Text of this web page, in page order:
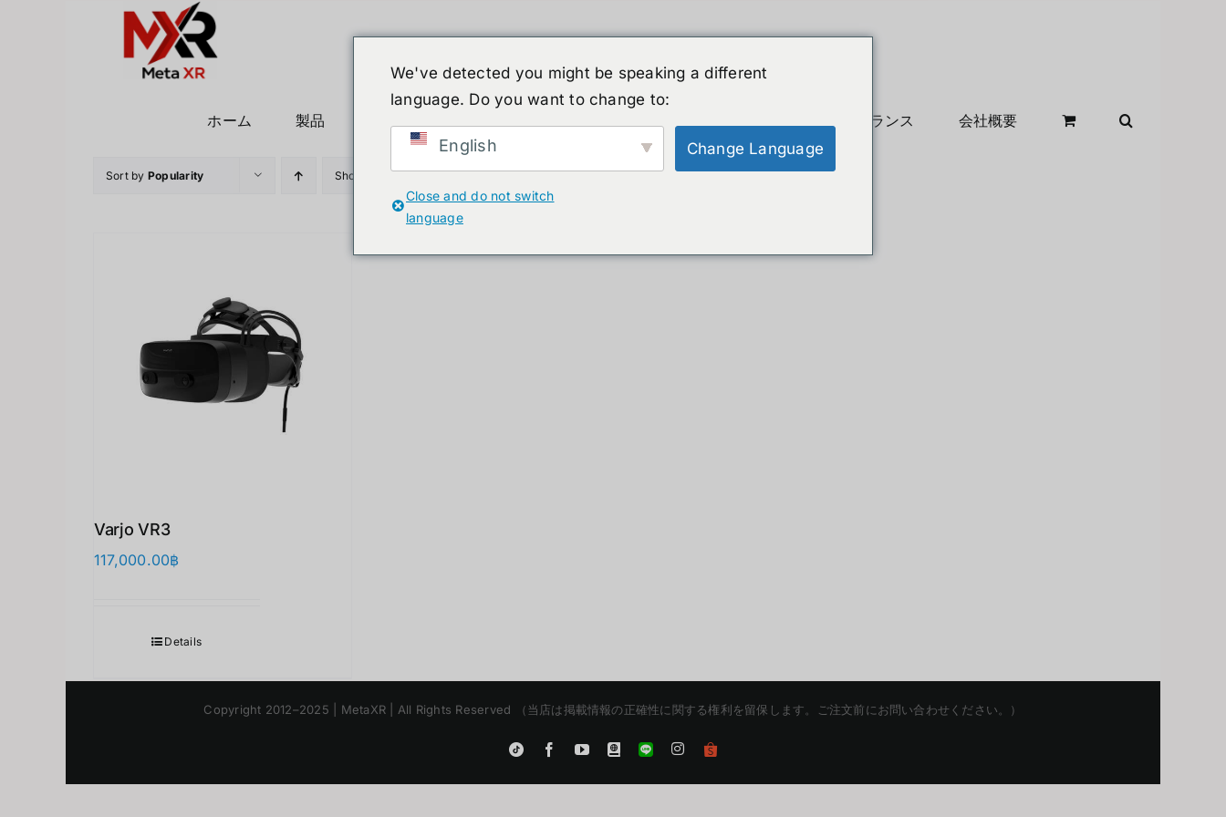
ホーム 製品 クリアランス 会社概要
Sort by Popularity Show 24 Products
Varjo VR3
117,000.00฿
Details
Copyright 2012–2025 | MetaXR | All Rights Reserved （当店は掲載情報の正確性に関する権利を留保します。ご注文前にお問い合わせください。）
Tiktok FacebookYouTube
Blogger
LINE
Instagram
Shopee
We've detected you might be speaking a different
language. Do you want to change to:
English Change Language
Close and do not switch
language
Korean